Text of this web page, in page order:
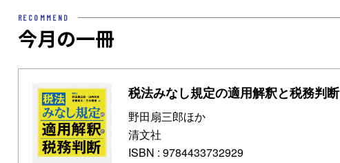
RECOMMEND
今月の一冊
税法みなし規定の適用解釈と税務判断
野田扇三郎ほか
清文社
ISBN : 9784433732929